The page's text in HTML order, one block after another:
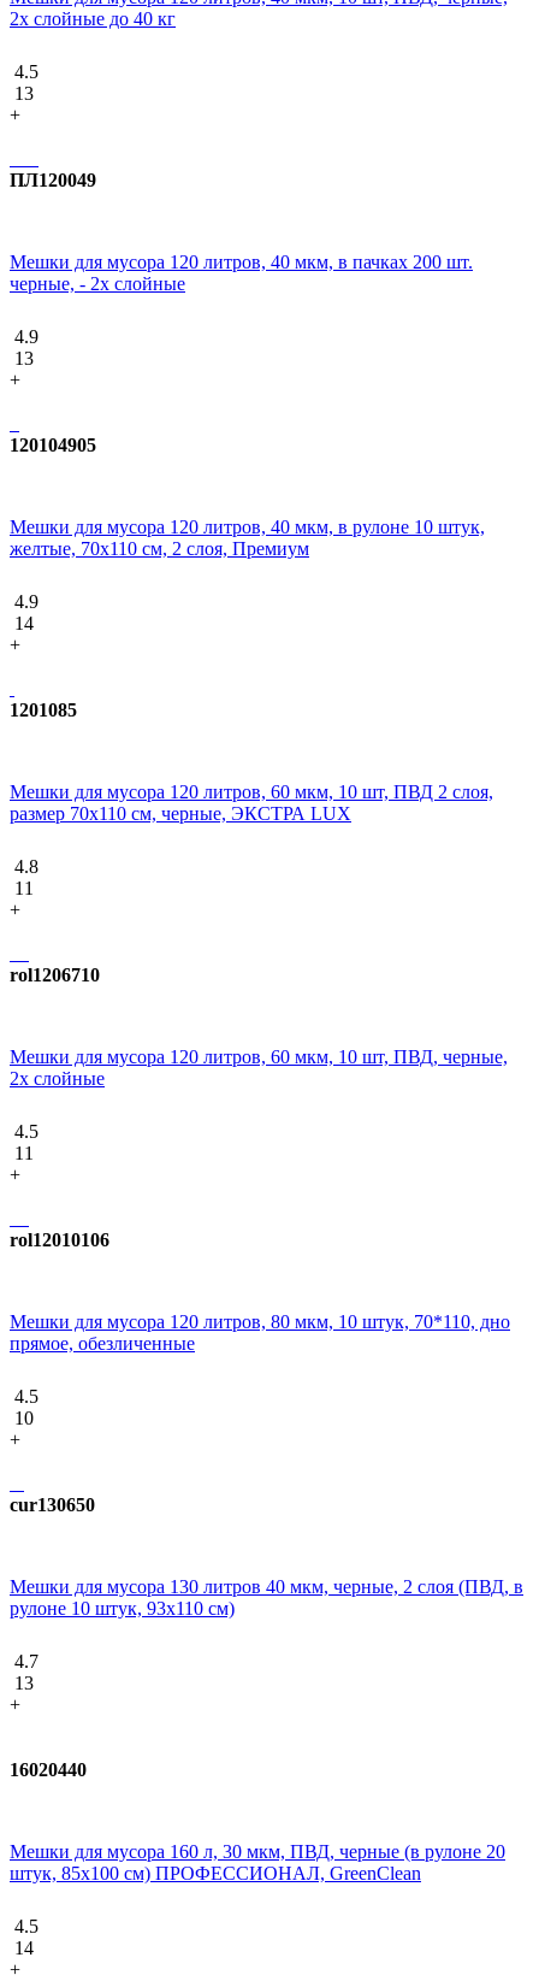
2х слойные до 40 кг
4.5
13
+
ПЛ120049
Мешки для мусора 120 литров, 40 мкм, в пачках 200 шт.
черные, - 2х слойные
4.9
13
+
120104905
Мешки для мусора 120 литров, 40 мкм, в рулоне 10 штук,
желтые, 70x110 см, 2 слоя, Премиум
4.9
14
+
1201085
Мешки для мусора 120 литров, 60 мкм, 10 шт, ПВД 2 слоя,
размер 70х110 см, черные, ЭКСТРА LUX
4.8
11
+
rol1206710
Мешки для мусора 120 литров, 60 мкм, 10 шт, ПВД, черные,
2х слойные
4.5
11
+
rol12010106
Мешки для мусора 120 литров, 80 мкм, 10 штук, 70*110, дно
прямое, обезличенные
4.5
10
+
cur130650
Мешки для мусора 130 литров 40 мкм, черные, 2 слоя (ПВД, в
рулоне 10 штук, 93x110 см)
4.7
13
+
16020440
Мешки для мусора 160 л, 30 мкм, ПВД, черные (в рулоне 20
штук, 85x100 см) ПРОФЕССИОНАЛ, GreenClean
4.5
14
+